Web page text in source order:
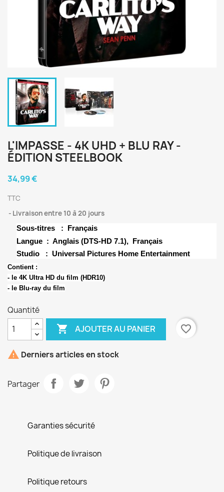
L'IMPASSE - 4K UHD + BLU RAY -
ÉDITION STEELBOOK
34,99 €
TTC
Livraison entre 10 à 20 jours
Sous-titres ‏ : ‎ Français
Langue ‏ : ‎ Anglais (DTS-HD 7.1), Français
Studio ‏ : ‎ Universal Pictures Home Entertainment
Contient :
- le 4K Ultra HD du film (HDR10)
- le Blu-ray du film
Quantité
 AJOUTER AU PANIER favorite_border
 Derniers articles en stock
Partager
Garanties sécurité
Politique de livraison
Politique retours